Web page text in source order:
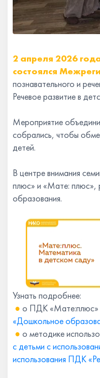
2 апреля 2026
состоялся
познавательного и
Речевое развитие в
Мероприятие
собрались, чтобы
детей.
В центре внимания
плюс» и «Мате: плюс»,
образования.
Узнать подробнее:
● о ПДК «Мате:плюс»
«Дошкольное
● о методике
с детьми с
использования ПДК